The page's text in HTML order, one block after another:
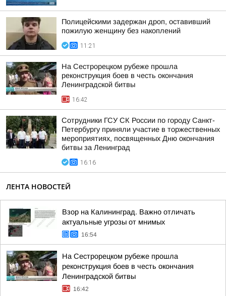
Полицейскими задержан дроп, оставивший
пожилую женщину без накоплений
11:21
На Сестрорецком рубеже прошла
реконструкция боев в честь окончания
Ленинградской битвы
16:42
Сотрудники ГСУ СК России по городу Санкт-
Петербургу приняли участие в торжественных
мероприятиях, посвященных Дню окончания
битвы за Ленинград
16:16
ЛЕНТА НОВОСТЕЙ
Взор на Калининград. Важно отличать
актуальные угрозы от мнимых
16:54
На Сестрорецком рубеже прошла
реконструкция боев в честь окончания
Ленинградской битвы
16:42